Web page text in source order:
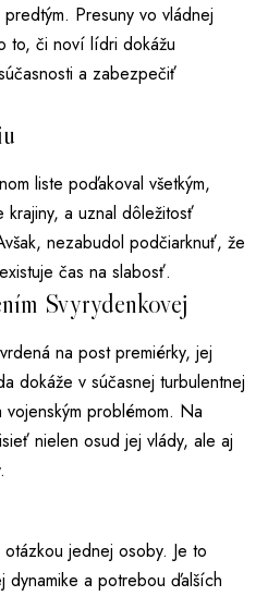
Presuny vo vládnej
to, či noví lídri dokážu
a zabezpečiť
liste poďakoval všetkým,
a uznal dôležitosť
nezabudol podčiarknuť, že
čas na slabosť.
Svyrydenkovej
na post premiérky, jej
dokáže v súčasnej turbulentnej
problémom. Na
nielen osud jej vlády, ale aj
jednej osoby. Je to
dynamike a potrebou ďalších